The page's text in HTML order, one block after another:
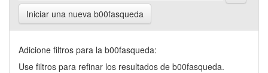
Iniciar una nueva b00fasqueda
Adicione filtros para la b00fasqueda:
Use filtros para refinar los resultados de b00fasqueda.